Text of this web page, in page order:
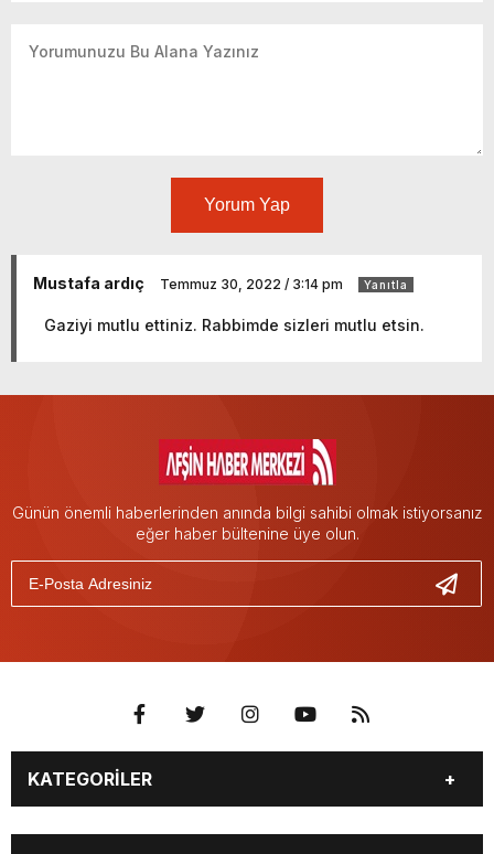
Yorum Yap
Mustafa ardıç Temmuz 30, 2022 / 3:14 pm Yanıtla
Gaziyi mutlu ettiniz. Rabbimde sizleri mutlu etsin.
Günün önemli haberlerinden anında bilgi sahibi olmak istiyorsanız
eğer haber bültenine üye olun.
KATEGORİLER
EĞİTİM EKONOMİ